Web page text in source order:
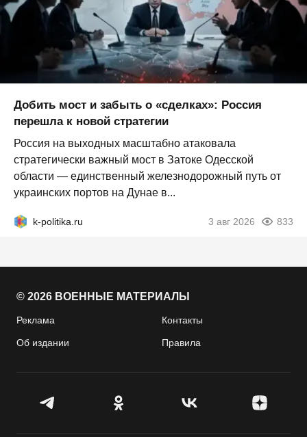
Добить мост и забыть о «сделках»: Россия
перешла к новой стратегии
Россия на выходных масштабно атаковала
стратегически важный мост в Затоке Одесской
области — единственный железнодорожный путь от
украинских портов на Дунае в...
k-politika.ru 3 авг 2026 833
© 2026 ВОЕННЫЕ МАТЕРИАЛЫ
Реклама Контакты
Об издании Правила